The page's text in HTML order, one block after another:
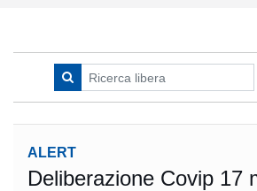
ALERT
Deliberazione Covip 17